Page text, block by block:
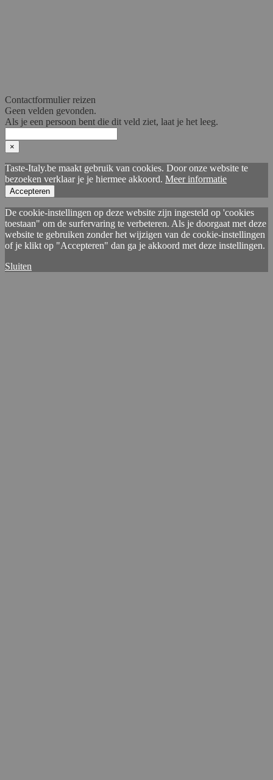
Contactformulier reizen
Geen velden gevonden.
Als je een persoon bent die dit veld ziet, laat je het leeg.
×
Taste-Italy.be maakt gebruik van cookies. Door onze website te
bezoeken verklaar je je hiermee akkoord. Meer informatie
Accepteren
De cookie-instellingen op deze website zijn ingesteld op 'cookies
toestaan" om de surfervaring te verbeteren. Als je doorgaat met deze
website te gebruiken zonder het wijzigen van de cookie-instellingen
of je klikt op "Accepteren" dan ga je akkoord met deze instellingen.
Sluiten